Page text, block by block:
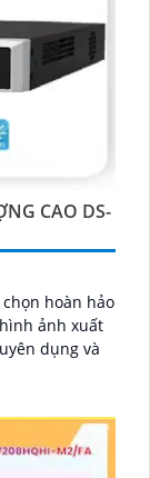
CAO DS-
hoàn hảo
ảnh xuất